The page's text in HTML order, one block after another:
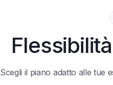
Scegli il piano adatto alle tue